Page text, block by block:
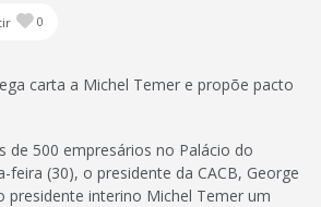
0
carta a Michel Temer e propõe pacto
de 500 empresários no Palácio do
feira (30), o presidente da CACB, George
presidente interino Michel Temer um